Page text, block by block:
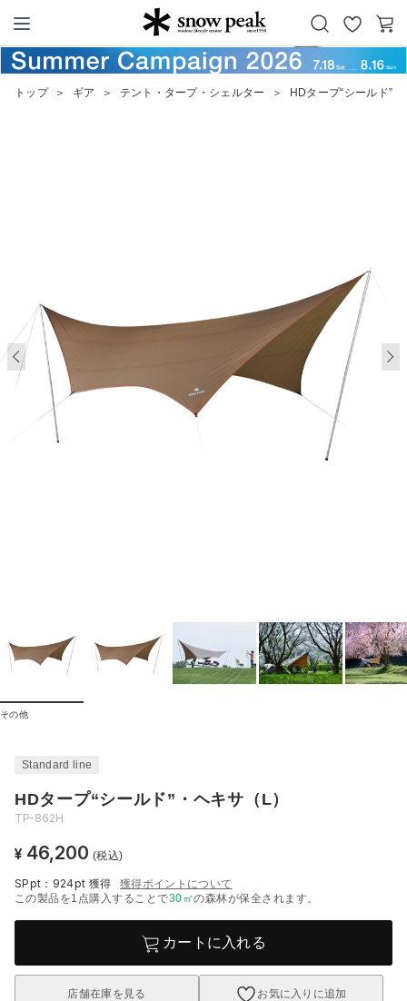
Snow Peak
お
気
カ
ー
トップ ＞ ギア ＞ テント・タープ・シェルター ＞ HDタープ“シールド”
その他
Standard line
HDタープ“シールド”・ヘキサ（L）
TP-862H
¥ 46,200 (税込)
SPpt：924pt 獲得
獲得ポイントについて
この製品を1点購入することで30 ㎡の森林が保全されます。
カートに入れる
店舗在庫を見る お気に入りに追加